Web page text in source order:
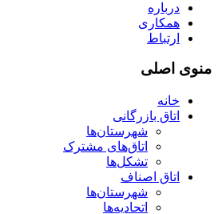
درباره
همکاری
ارتباط
منوی اصلی
خانه
اتاق بازرگانی
شهرستان‌ها
اتاق‌های مشترک
تشکل‌ها
اتاق اصناف
شهرستان‌ها
اتحادیه‌ها